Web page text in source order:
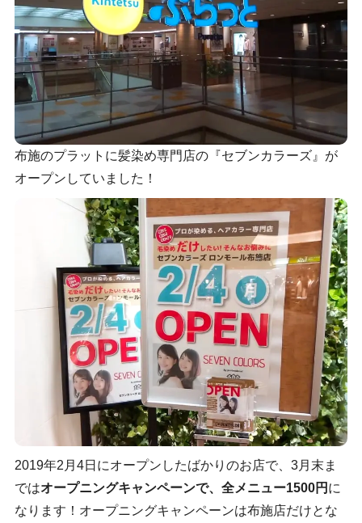
布施のプラットに髪染め専門店の『セブンカラーズ』が
オープンしていました！
2019年2月4日にオープンしたばかりのお店で、3月末ま
ではオープニングキャンペーンで、全メニュー1500円 に
なります！オープニングキャンペーンは布施店だけとな